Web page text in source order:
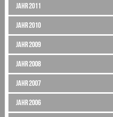
Jahr 2011
Jahr 2010
Jahr 2009
Jahr 2008
Jahr 2007
Jahr 2006